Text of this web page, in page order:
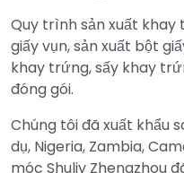
Quy trình sản xuất
giấy vụn, sản xuất bột
khay trứng, sấy khay
đóng gói.
Chúng tôi đã xuất khẩu
dụ, Nigeria, Zambia,
móc Shuliy Zhengzhou